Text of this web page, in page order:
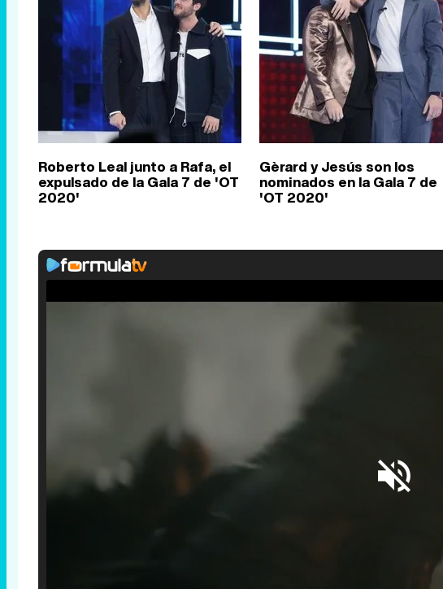
Roberto Leal junto a Rafa, el
expulsado de la Gala 7 de 'OT
2020'
Gèrard y Jesús son los
nominados en la Gala 7 de
'OT 2020'